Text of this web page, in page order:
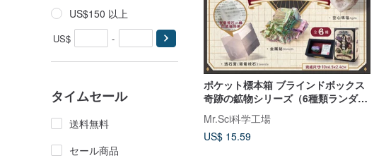
US$150 以上
US$ -
タイムセール
送料無料
セール商品
ポケット標本箱 ブラインドボックス
奇跡の鉱物シリーズ（6種類ランダム
発送）
Mr.Sci科学工場
US$ 15.59